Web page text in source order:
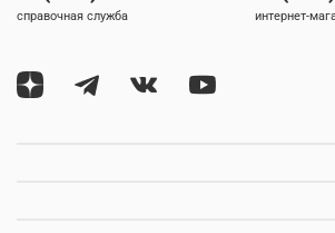
справочная служба интернет-